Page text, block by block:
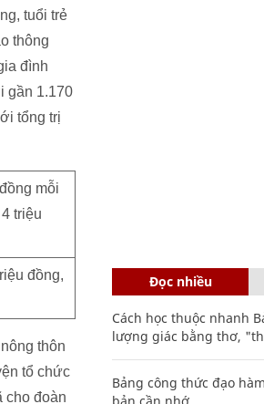
tuổi trẻ
thông
đình
gần 1.170
tổng trị
đồng,
thôn
tổ chức
cho đoàn
Đọc nhiều
Cách học thuộc nhanh
lượng giác bằng thơ,
Bảng công thức đạo